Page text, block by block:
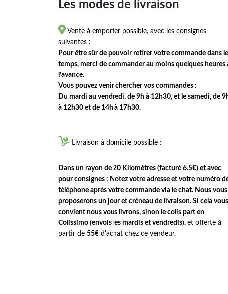
Les modes de livraison
 Vente à emporter possible, avec les consignes
suivantes :
Pour être sûr de pouvoir retirer votre commande dans
temps, merci de commander au moins quelques heures
l'avance.
Vous pouvez venir chercher vos commandes :
Du mardi au vendredi, de 9h à 12h30, et le samedi, de
à 12h30 et de 14h à 17h30.
 Livraison à domicile possible :
Dans un rayon de 20 Kilomètres (facturé 6.5€) et avec
pour consignes : Notez votre adresse et votre numéro
téléphone après votre commande via le chat. Nous vous
proposerons un jour et créneau de livraison. Si cela vous
convient nous vous livrons, sinon le colis part en
Colissimo (envois les mardis et vendredis). et offerte à
partir de 55€ d'achat chez ce vendeur.